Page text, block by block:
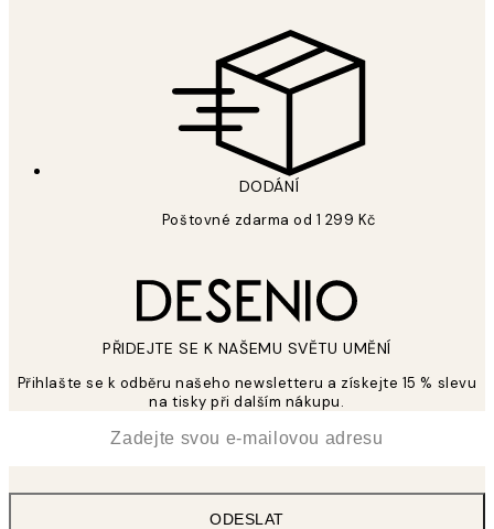
DODÁNÍ
Poštovné zdarma od 1 299 Kč
PŘIDEJTE SE K NAŠEMU SVĚTU UMĚNÍ
Přihlašte se k odběru našeho newsletteru a získejte 15 % slevu
na tisky při dalším nákupu.
ODESLAT